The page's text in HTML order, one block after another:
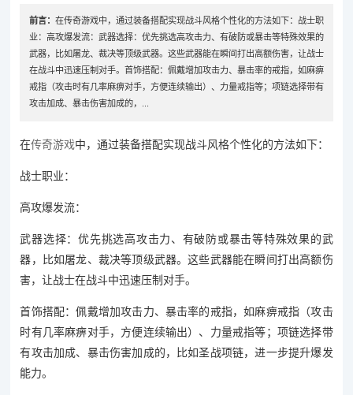
前言： 在传奇游戏中，通过装备搭配实现战斗风格个性化的方法如下：战士职
业：高攻爆发流：武器选择：优先挑选高攻击力、有破防或暴击等特殊效果的
武器，比如屠龙、裁决等顶级武器。这些武器能在瞬间打出高额伤害，让战士
在战斗中迅速压制对手。首饰搭配：佩戴增加攻击力、暴击率的戒指，如麻痹
戒指（攻击时有几率麻痹对手，方便连续输出）、力量戒指等；项链选择带有
攻击加成、暴击伤害加成的，...
在传奇游戏中，通过装备搭配实现战斗风格个性化的方法如下：
战士职业：
高攻爆发流：
武器选择：优先挑选高攻击力、有破防或暴击等特殊效果的武
器，比如屠龙、裁决等顶级武器。这些武器能在瞬间打出高额伤
害，让战士在战斗中迅速压制对手。
首饰搭配：佩戴增加攻击力、暴击率的戒指，如麻痹戒指（攻击
时有几率麻痹对手，方便连续输出）、力量戒指等；项链选择带
有攻击加成、暴击伤害加成的，比如圣战项链，进一步提升爆发
能力。